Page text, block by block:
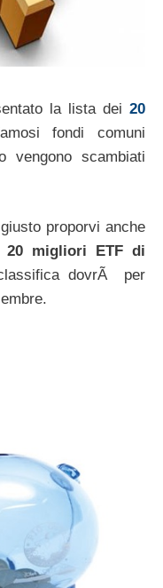
la lista dei 20
fondi comuni
vengono scambiati
proporvi anche
i20 migliori ETF di
dovrÃ per